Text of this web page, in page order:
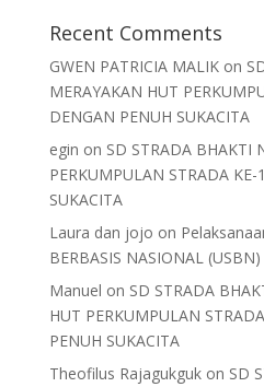
Recent Comments
GWEN PATRICIA MALIKon
MERAYAKAN HUT
DENGAN PENUH SUKACITA
egin on SD STRADA BHAKTI
PERKUMPULAN STRADA
SUKACITA
Laura dan jojo on
BERBASIS NASIONAL (USBN)
Manuel on SD STRADA
HUT PERKUMPULAN
PENUH SUKACITA
Theofilus Rajagukgukon SD